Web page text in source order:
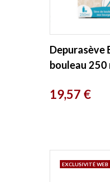
Depurasève
bouleau 250
Prix
19,57 €
EXCLUSIVITÉ WEB